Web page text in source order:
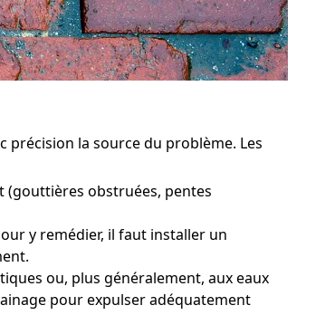
la source du problème. Les
(gouttières obstruées, pentes
y remédier, il faut installer un
ou, plus généralement, aux eaux
pour expulser adéquatement